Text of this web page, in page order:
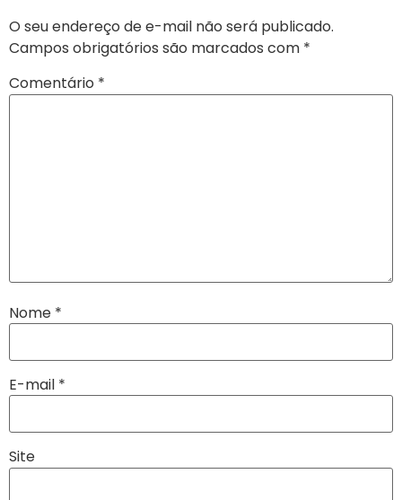
O seu endereço de e-mail não será publicado.
Campos obrigatórios são marcados com *
Comentário *
Nome *
E-mail *
Site